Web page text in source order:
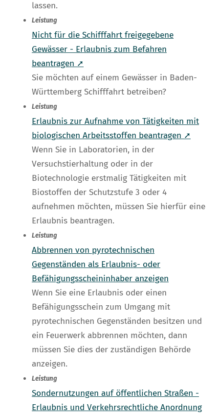
lassen.
Leistung
Nicht für die Schifffahrt freigegebene
Gewässer - Erlaubnis zum Befahren
beantragen ➚
Sie möchten auf einem Gewässer in Baden-
Württemberg Schifffahrt betreiben?
Leistung
Erlaubnis zur Aufnahme von Tätigkeiten mit
biologischen Arbeitsstoffen beantragen ➚
Wenn Sie in Laboratorien, in der
Versuchstierhaltung oder in der
Biotechnologie erstmalig Tätigkeiten mit
Biostoffen der Schutzstufe 3 oder 4
aufnehmen möchten, müssen Sie hierfür eine
Erlaubnis beantragen.
Leistung
Abbrennen von pyrotechnischen
Gegenständen als Erlaubnis- oder
Befähigungsscheininhaber anzeigen
Wenn Sie eine Erlaubnis oder einen
Befähigungsschein zum Umgang mit
pyrotechnischen Gegenständen besitzen und
ein Feuerwerk abbrennen möchten, dann
müssen Sie dies der zuständigen Behörde
anzeigen.
Leistung
Sondernutzungen auf öffentlichen Straßen -
Erlaubnis und Verkehrsrechtliche Anordnung